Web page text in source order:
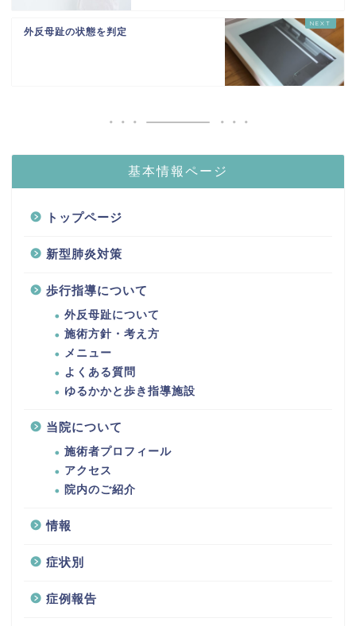
外反母趾の状態を判定
基本情報ページ
トップページ
新型肺炎対策
歩行指導について
外反母趾について
施術方針・考え方
メニュー
よくある質問
ゆるかかと歩き指導施設
当院について
施術者プロフィール
アクセス
院内のご紹介
情報
症状別
症例報告